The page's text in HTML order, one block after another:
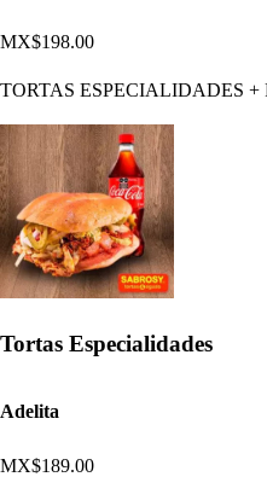
MX$198.00
TORTAS ESPECIALIDADES +
Tortas Especialidades
Adelita
MX$189.00